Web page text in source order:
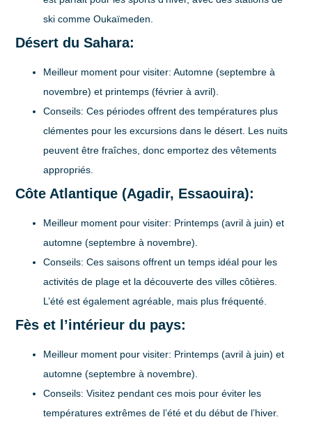
ski comme Oukaïmeden.
Désert du Sahara:
Meilleur moment pour visiter: Automne (septembre à
novembre) et printemps (février à avril).
Conseils: Ces périodes offrent des températures plus
clémentes pour les excursions dans le désert. Les nuits
peuvent être fraîches, donc emportez des vêtements
appropriés.
Côte Atlantique (Agadir, Essaouira):
Meilleur moment pour visiter: Printemps (avril à juin) et
automne (septembre à novembre).
Conseils: Ces saisons offrent un temps idéal pour les
activités de plage et la découverte des villes côtières.
L’été est également agréable, mais plus fréquenté.
Fès et l’intérieur du pays:
Meilleur moment pour visiter: Printemps (avril à juin) et
automne (septembre à novembre).
Conseils: Visitez pendant ces mois pour éviter les
températures extrêmes de l’été et du début de l’hiver.